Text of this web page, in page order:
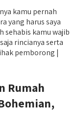
kamu pernah
yang harus saya
sehabis kamu wajib
rincianya serta
pemborong |
Rumah